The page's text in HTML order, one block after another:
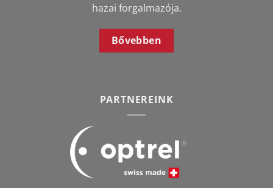
hazai forgalmazója.
Bővebben
PARTNEREINK